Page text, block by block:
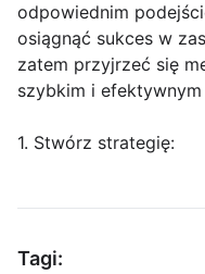
odpowiednim
osiągnąć sukces w
zatem przyjrzeć się
szybkim i
1. Stwórz strategię:
Tagi: